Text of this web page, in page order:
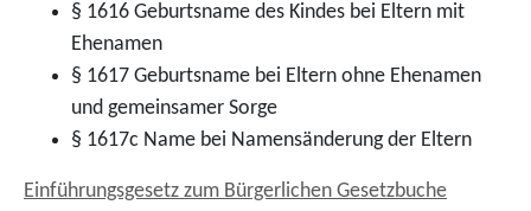
§ 1616 Geburtsname des Kindes bei Eltern mit
Ehenamen
§ 1617 Geburtsname bei Eltern ohne Ehenamen
und gemeinsamer Sorge
§ 1617c Name bei Namensänderung der Eltern
Einführungsgesetz zum Bürgerlichen Gesetzbuche